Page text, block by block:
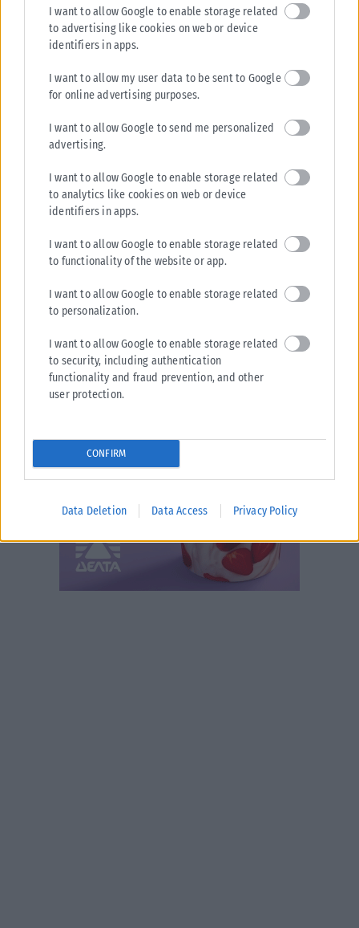
I want to allow Google to enable storage related
to advertising like cookies on web or device
identifiers in apps.
I want to allow my user data to be sent to Google
for online advertising purposes.
I want to allow Google to send me personalized
advertising.
I want to allow Google to enable storage related
to analytics like cookies on web or device
identifiers in apps.
I want to allow Google to enable storage related
to functionality of the website or app.
I want to allow Google to enable storage related
to personalization.
I want to allow Google to enable storage related
to security, including authentication
functionality and fraud prevention, and other
user protection.
CONFIRM
Data Deletion Data Access Privacy Policy